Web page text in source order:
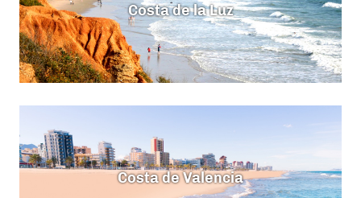
Costa de la Luz
Costa de Valencia